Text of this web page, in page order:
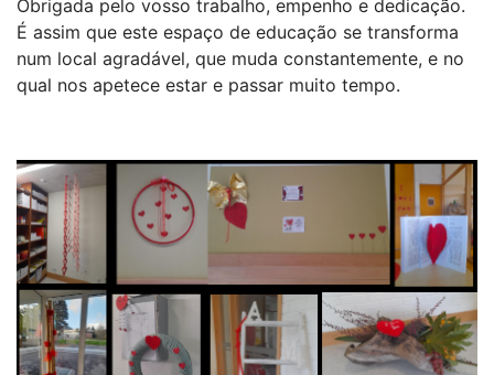
Obrigada pelo vosso trabalho, empenho e dedicação.
É assim que este espaço de educação se transforma
num local agradável, que muda constantemente, e no
qual nos apetece estar e passar muito tempo.